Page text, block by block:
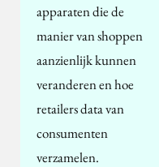
apparaten die de
manier van shoppen
aanzienlijk kunnen
veranderen en hoe
retailers data van
consumenten
verzamelen.